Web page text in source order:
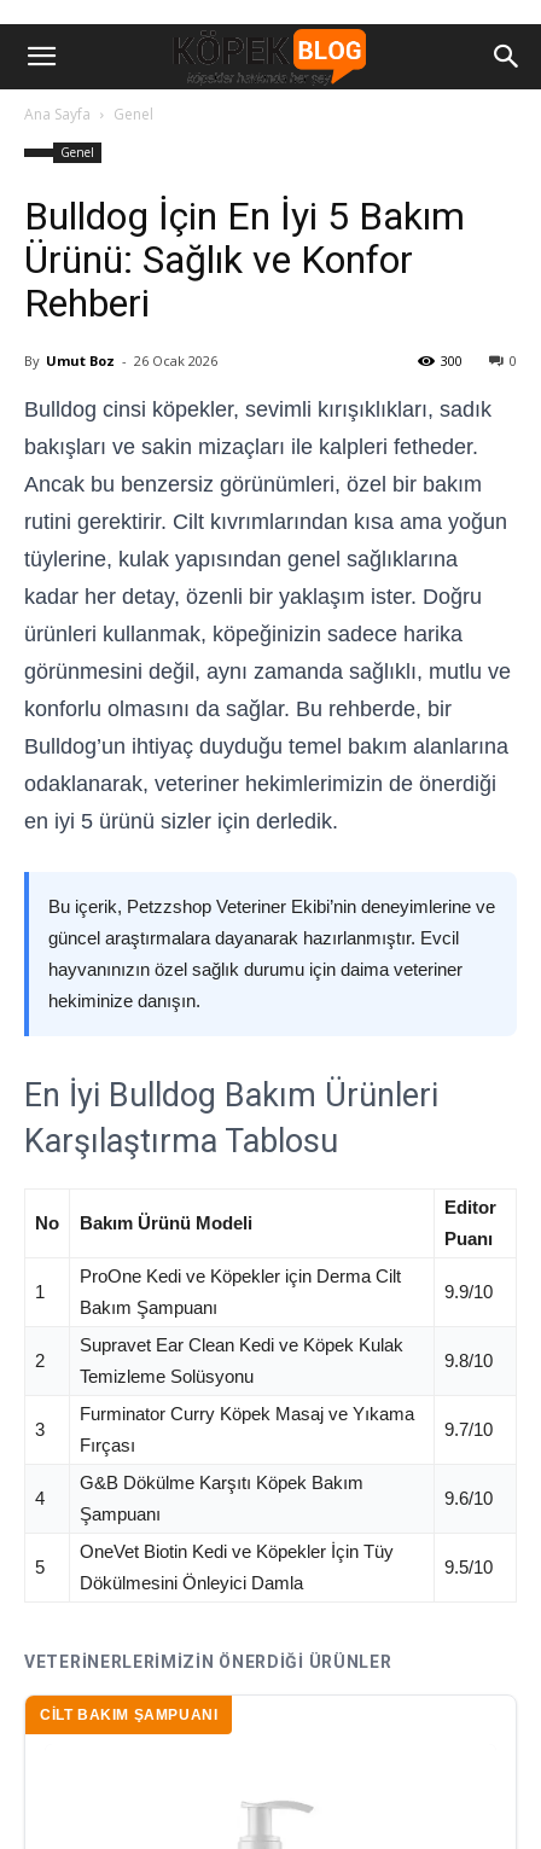
Ana Sayfa Genel
Genel
Bulldog İçin En İyi 5 Bakım
Ürünü: Sağlık ve Konfor
Rehberi
By Umut Boz - 26 Ocak 2026 0
300
Bulldog cinsi köpekler, sevimli kırışıklıkları, sadık
bakışları ve sakin mizaçları ile kalpleri fetheder.
Ancak bu benzersiz görünümleri, özel bir bakım
rutini gerektirir. Cilt kıvrımlarından kısa ama yoğun
tüylerine, kulak yapısından genel sağlıklarına
kadar her detay, özenli bir yaklaşım ister. Doğru
ürünleri kullanmak, köpeğinizin sadece harika
görünmesini değil, aynı zamanda sağlıklı, mutlu ve
konforlu olmasını da sağlar. Bu rehberde, bir
Bulldog’un ihtiyaç duyduğu temel bakım alanlarına
odaklanarak, veteriner hekimlerimizin de önerdiği
en iyi 5 ürünü sizler için derledik.
Bu içerik, Petzzshop Veteriner Ekibi’nin deneyimlerine ve
güncel araştırmalara dayanarak hazırlanmıştır. Evcil
hayvanınızın özel sağlık durumu için daima veteriner
hekiminize danışın.
En İyi Bulldog Bakım Ürünleri
Karşılaştırma Tablosu
No Bakım Ürünü Modeli
Editor
Puanı
1
ProOne Kedi ve Köpekler için Derma Cilt
Bakım Şampuanı
9.9/10
2
Supravet Ear Clean Kedi ve Köpek Kulak
Temizleme Solüsyonu
9.8/10
3
Furminator Curry Köpek Masaj ve Yıkama
Fırçası
9.7/10
4
G&B Dökülme Karşıtı Köpek Bakım
Şampuanı
9.6/10
5
OneVet Biotin Kedi ve Köpekler İçin Tüy
Dökülmesini Önleyici Damla
9.5/10
VETERINERLERIMIZIN ÖNERDIĞI ÜRÜNLER
CILT BAKIM ŞAMPUANI